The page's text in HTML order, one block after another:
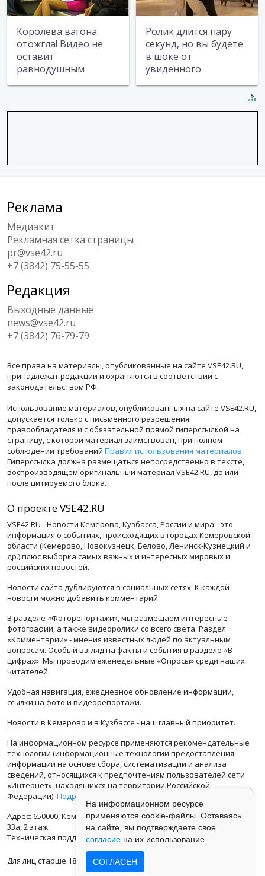
Королева вагона
отожгла! Видео не
оставит
равнодушным
Ролик длится пару
секунд, но вы будете
в шоке от
увиденного
Реклама
Медиакит
Рекламная сетка страницы
pr@vse42.ru
+7 (3842) 75-55-55
Редакция
Выходные данные
news@vse42.ru
+7 (3842) 76-79-79
Все права на материалы, опубликованные на сайте VSE42.RU,
принадлежат редакции и охраняются в соответствии с
законодательством РФ.
Использование материалов, опубликованных на сайте VSE42.RU,
допускается только с письменного разрешения
правообладателя и с обязательной прямой гиперссылкой на
страницу, с которой материал заимствован, при полном
соблюдении требований Правил использования материалов.
Гиперссылка должна размещаться непосредственно в тексте,
воспроизводящем оригинальный материал VSE42.RU, до или
после цитируемого блока.
О проекте VSE42.RU
VSE42.RU - Новости Кемерова, Кузбасса, России и мира - это
информация о событиях, происходящих в городах Кемеровской
области (Кемерово, Новокузнецк, Белово, Ленинск-Кузнецкий и
др.) плюс выборка самых важных и интересных мировых и
российских новостей.
Новости сайта дублируются в социальных сетях. К каждой
новости можно добавить комментарий.
В разделе «Фоторепортажи», мы размещаем интересные
фотографии, а также видеоролики со всего света. Раздел
«Комментарии» - мнения известных людей по актуальным
вопросам. Особый взгляд на факты и события в разделе «В
цифрах». Мы проводим еженедельные «Опросы» среди наших
читателей.
Удобная навигация, ежедневное обновление информации,
ссылки на фото и видеорепортажи.
Новости в Кемерово и в Кузбассе - наш главный приоритет.
На информационном ресурсе применяются рекомендательные
технологии (информационные технологии предоставления
информации на основе сбора, систематизации и анализа
сведений, относящихся к предпочтениям пользователей сети
«Интернет», находящихся на территории Российской
Федерации). Подробная информация
Адрес: 650000, Кемеровская Область, г.Кемерово, ул.Кузбасская
33а, 2 этаж
Техническая поддержка: support@vse42.ru
Для лиц старше 18 лет.
На информационном ресурсе
применяются cookie-файлы. Оставаясь
на сайте, вы подтверждаете свое
согласие на их использование.
СОГЛАСЕН